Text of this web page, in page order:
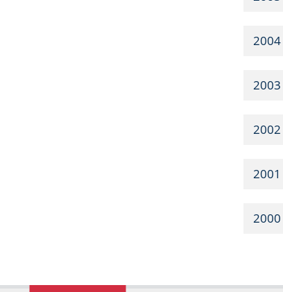
2004
2003
2002
2001
2000